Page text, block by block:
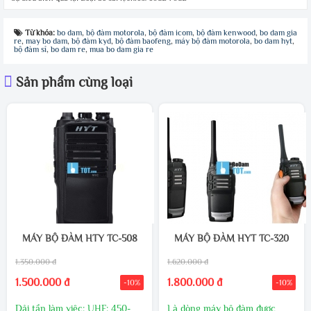
Từ khóa: bo dam, bộ đàm motorola, bộ đàm icom, bộ đàm kenwood, bo dam gia
re, may bo dam, bộ đàm kyd, bộ đàm baofeng, máy bộ đàm motorola, bo dam hyt,
bộ đàm sỉ, bo dam re, mua bo dam gia re
Sản phẩm cùng loại
MÁY BỘ ĐÀM HTY TC-508
1.350.000 đ
1.500.000 đ -10%
Dải tần làm việc: UHF: 450-
MÁY BỘ ĐÀM HYT TC-320
1.620.000 đ
1.800.000 đ -10%
Là dòng máy bộ đàm được